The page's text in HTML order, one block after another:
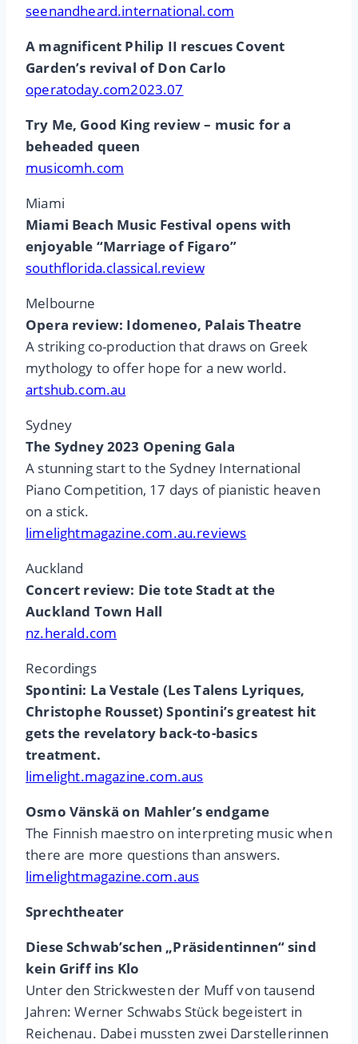
seenandheard.international.com
A magnificent Philip II rescues Covent
Garden’s revival of Don Carlo
operatoday.com2023.07
Try Me, Good King review – music for a
beheaded queen
musicomh.com
Miami
Miami Beach Music Festival opens with
enjoyable “Marriage of Figaro”
southflorida.classical.review
Melbourne
Opera review: Idomeneo, Palais Theatre
A striking co-production that draws on Greek
mythology to offer hope for a new world.
artshub.com.au
Sydney
The Sydney 2023 Opening Gala
A stunning start to the Sydney International
Piano Competition, 17 days of pianistic heaven
on a stick.
limelightmagazine.com.au.reviews
Auckland
Concert review: Die tote Stadt at the
Auckland Town Hall
nz.herald.com
Recordings
Spontini: La Vestale (Les Talens Lyriques,
Christophe Rousset) Spontini’s greatest hit
gets the revelatory back-to-basics
treatment.
limelight.magazine.com.aus
Osmo Vänskä on Mahler’s endgame
The Finnish maestro on interpreting music when
there are more questions than answers.
limelightmagazine.com.aus
Sprechtheater
Diese Schwab’schen „Präsidentinnen“ sind
kein Griff ins Klo
Unter den Strickwesten der Muff von tausend
Jahren: Werner Schwabs Stück begeistert in
Reichenau. Dabei mussten zwei Darstellerinnen